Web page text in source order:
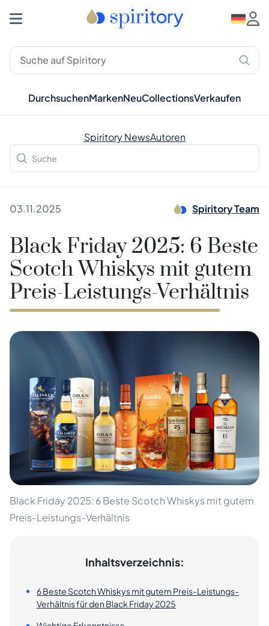
DurchsuchenMarkenNeuCollectionsVerkaufen
Spiritory NewsAutoren
03.11.2025 Spiritory Team
Black Friday 2025: 6 Beste
Scotch Whiskys mit gutem
Preis-Leistungs-Verhältnis
Black Friday 2025: 6 Beste Scotch Whiskys mit gutem
Preis-Leistungs-Verhältnis
Inhaltsverzeichnis:
6 Beste Scotch Whiskys mit gutem Preis-Leistungs-
Verhältnis für den Black Friday 2025